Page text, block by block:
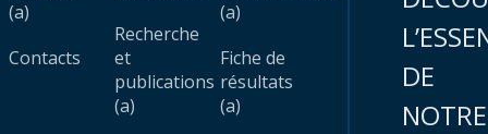
(a)
Contacts
Recherche
et
publications
(a)
(a)
Fiche de
résultats
(a)
DE
NOTRE